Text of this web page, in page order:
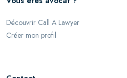
Découvrir Call A Lawyer
Créer mon profil